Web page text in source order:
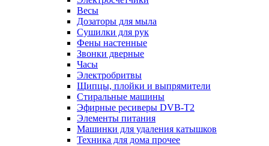
Весы
Дозаторы для мыла
Сушилки для рук
Фены настенные
Звонки дверные
Часы
Электробритвы
Щипцы, плойки и выпрямители
Стиральные машины
Эфирные ресиверы DVB-T2
Элементы питания
Машинки для удаления катышков
Техника для дома прочее